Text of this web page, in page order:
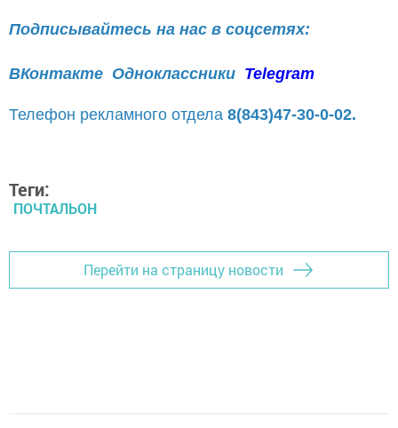
Подписывайтесь на нас в соцсетях:
ВКонтакте Одноклассники Telegram
Телефон рекламного отдела 8(843)47-30-0-02.
Теги:
ПОЧТАЛЬОН
Перейти на страницу новости